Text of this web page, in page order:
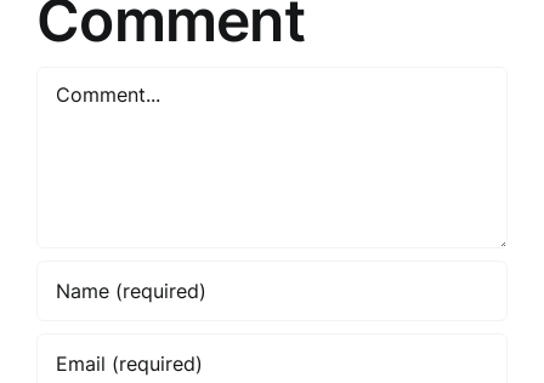
Comment
Comment